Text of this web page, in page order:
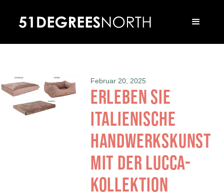
Februar 20, 2025
Erleben Sie
italienische
Handwerkskunst
mit der Lucca-
Kollektion